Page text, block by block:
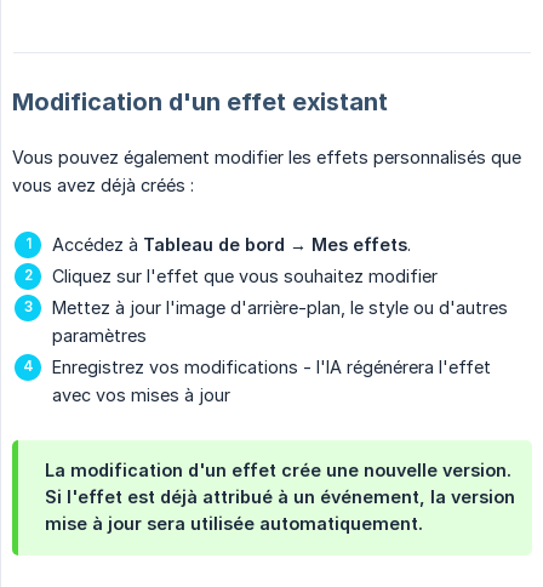
Modification d'un effet existant
Vous pouvez également modifier les effets personnalisés que
vous avez déjà créés :
Accédez à Tableau de bord → Mes effets.
Cliquez sur l'effet que vous souhaitez modifier
Mettez à jour l'image d'arrière-plan, le style ou d'autres
paramètres
Enregistrez vos modifications - l'IA régénérera l'effet
avec vos mises à jour
La modification d'un effet crée une nouvelle version.
Si l'effet est déjà attribué à un événement, la version
mise à jour sera utilisée automatiquement.